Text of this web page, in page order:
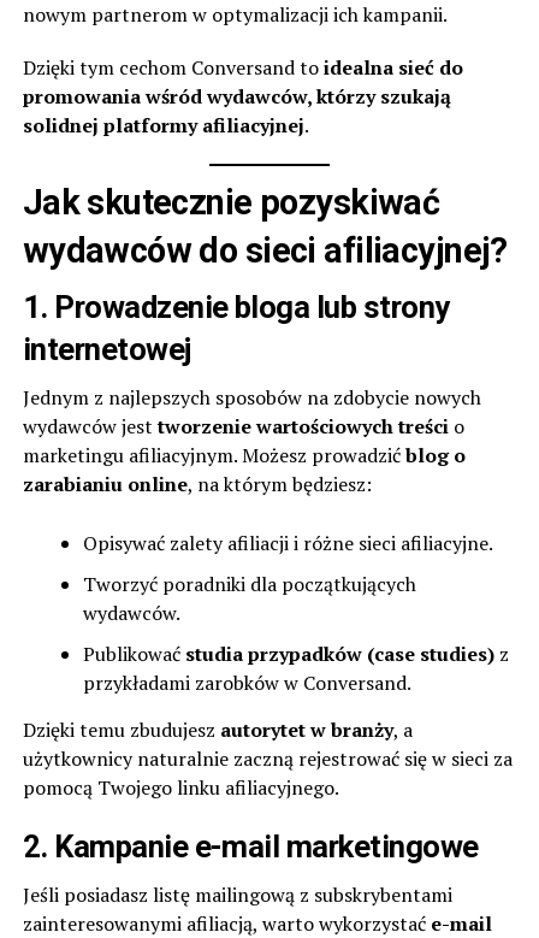
nowym partnerom w optymalizacji ich kampanii.
Dzięki tym cechom Conversand toidealna sieć do
promowania wśród wydawców, którzy szukają
solidnej platformy afiliacyjnej.
Jak skutecznie pozyskiwać
wydawców do sieci afiliacyjnej?
1. Prowadzenie bloga lub strony
internetowej
Jednym z najlepszych sposobów na zdobycie nowych
wydawców jesttworzenie wartościowych treścio
marketingu afiliacyjnym. Możesz prowadzićblog o
zarabianiu online, na którym będziesz:
Opisywać zalety afiliacji i różne sieci afiliacyjne.
Tworzyć poradniki dla początkujących
wydawców.
Publikować studia przypadków (case studies)z
przykładami zarobków w Conversand.
Dzięki temu zbudujesz autorytet w branży, a
użytkownicy naturalnie zaczną rejestrować się w sieci za
pomocą Twojego linku afiliacyjnego.
2. Kampanie e-mail marketingowe
Jeśli posiadasz listę mailingową z subskrybentami
zainteresowanymi afiliacją, warto wykorzystać e-mail